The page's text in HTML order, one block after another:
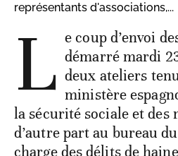
représentants d'associations,...
L e coup d’envoi
démarré mardi
deux ateliers
ministère
la sécurité sociale et des
d’autre part au bureau
charge des délits de